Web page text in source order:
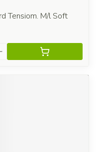
Tensiom. M/l Soft